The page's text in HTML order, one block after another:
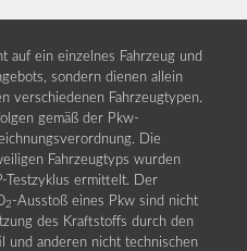
auf ein einzelnes Fahrzeug und
sondern dienen allein
verschiedenen Fahrzeugtypen.
gemäß der Pkw-
Die
Fahrzeugtyps wurden
Testzyklus ermittelt. Der
2 -Ausstoß eines Pkw sind nicht
des Kraftstoffs durch den
und anderen nicht technischen